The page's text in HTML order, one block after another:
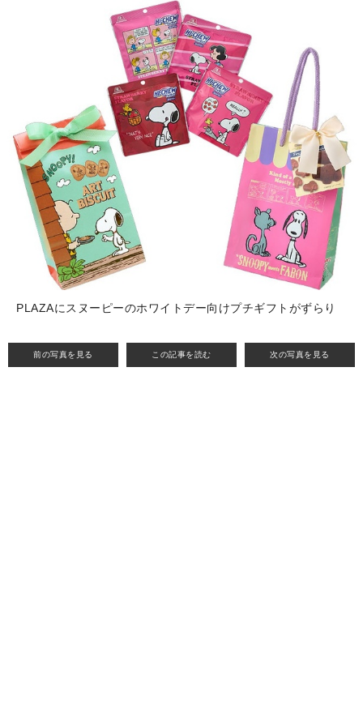
前の写真を見る この記事を読む 次の写真を見る
PLAZAにスヌーピーのホワイトデー向けプチギフトがずらり